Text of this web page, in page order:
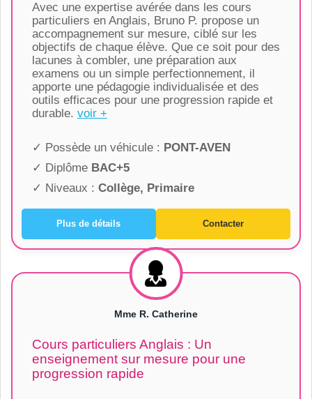
Avec une expertise avérée dans les cours
particuliers en Anglais, Bruno P. propose un
accompagnement sur mesure, ciblé sur les
objectifs de chaque élève. Que ce soit pour des
lacunes à combler, une préparation aux
examens ou un simple perfectionnement, il
apporte une pédagogie individualisée et des
outils efficaces pour une progression rapide et
durable. voir +
✓ Possède un véhicule : PONT-AVEN
✓ Diplôme BAC+5
✓ Niveaux : Collège, Primaire
Plus de détails Contacter
Mme R. Catherine
Cours particuliers Anglais : Un
enseignement sur mesure pour une
progression rapide